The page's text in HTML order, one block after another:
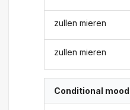
zullen mieren
zullen mieren
Conditional mood